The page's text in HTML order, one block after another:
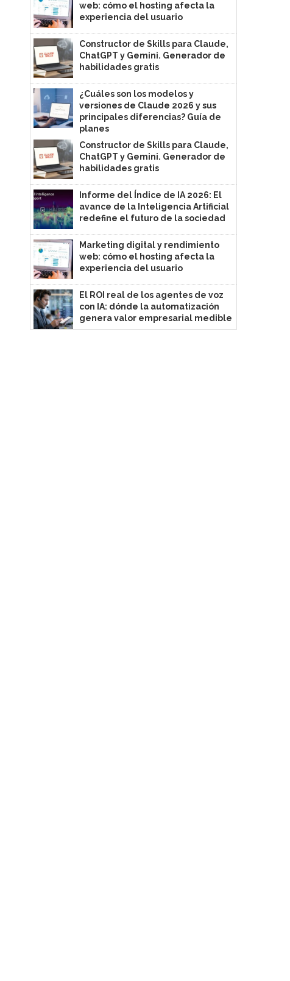
web: cómo el hosting afecta la
experiencia del usuario
Constructor de Skills para Claude,
ChatGPT y Gemini. Generador de
habilidades gratis
¿Cuáles son los modelos y
versiones de Claude 2026 y sus
principales diferencias? Guía de
planes
Constructor de Skills para Claude,
ChatGPT y Gemini. Generador de
habilidades gratis
Informe del Índice de IA 2026: El
avance de la Inteligencia Artificial
redefine el futuro de la sociedad
Marketing digital y rendimiento
web: cómo el hosting afecta la
experiencia del usuario
El ROI real de los agentes de voz
con IA: dónde la automatización
genera valor empresarial medible